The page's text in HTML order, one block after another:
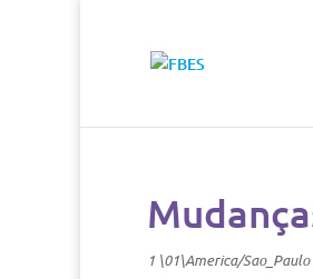
1 \01\America/